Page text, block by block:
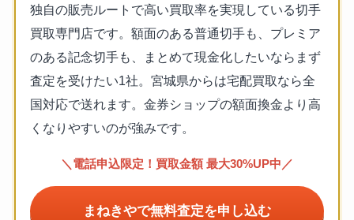
独自の販売ルートで高い買取率を実現している切手
買取専門店です。額面のある普通切手も、プレミア
のある記念切手も、まとめて現金化したいならまず
査定を受けたい1社。宮城県からは宅配買取なら全
国対応で送れます。金券ショップの額面換金より高
くなりやすいのが強みです。
＼電話申込限定！買取金額 最大30%UP中／
まねきやで無料査定を申し込む